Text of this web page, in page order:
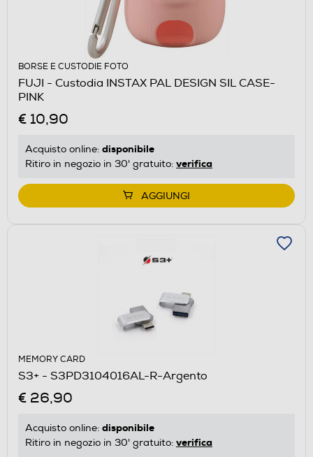
BORSE E CUSTODIE FOTO
FUJI - Custodia INSTAX PAL DESIGN SIL CASE-
PINK
€ 10,90
Acquisto online: disponibile
Ritiro in negozio in 30' gratuito: verifica
AGGIUNGI
MEMORY CARD
S3+ - S3PD3104016AL-R-Argento
€ 26,90
Acquisto online: disponibile
Ritiro in negozio in 30' gratuito: verifica